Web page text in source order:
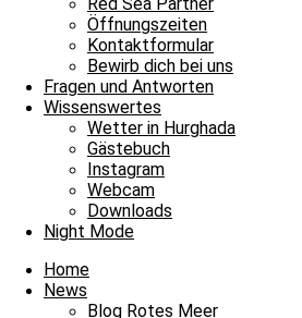
Öffnungszeiten
Kontaktformular
Bewirb dich bei uns
Fragen und Antworten
Wissenswertes
Wetter in Hurghada
Gästebuch
Instagram
Webcam
Downloads
Night Mode
Home
News
Blog Rotes Meer
Fabio